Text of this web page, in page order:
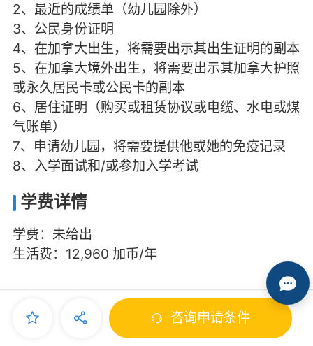
2、最近的成绩单（幼儿园除外）
3、公民身份证明
4、在加拿大出生，将需要出示其出生证明的副本
5、在加拿大境外出生，将需要出示其加拿大护照
或永久居民卡或公民卡的副本
6、居住证明（购买或租赁协议或电缆、水电或煤
气账单）
7、申请幼儿园，将需要提供他或她的免疫记录
8、入学面试和/或参加入学考试
学费详情
学费：未给出
生活费：12,960 加币/年
咨询申请条件